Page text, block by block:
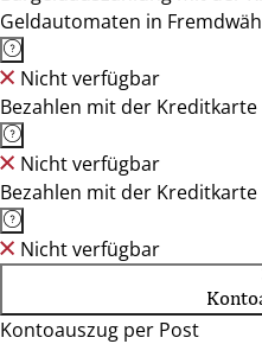
Geldautomaten in
Nicht verfügbar
Bezahlen mit der Kreditkarte
Nicht verfügbar
Bezahlen mit der
Nicht verfügbar
Kontoauszug per Post